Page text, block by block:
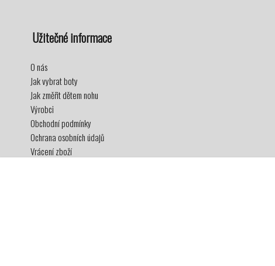
Užitečné informace
O nás
Jak vybrat boty
Jak změřit dětem nohu
Výrobci
Obchodní podmínky
Ochrana osobních údajů
Vrácení zboží